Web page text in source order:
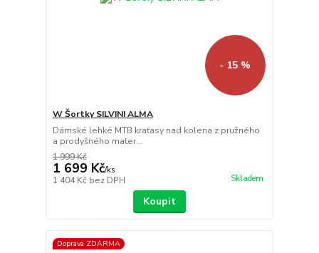
- 15 %
W Šortky SILVINI ALMA
Dámské lehké MTB kraťasy nad kolena z pružného
a prodyšného mater...
1 999 Kč
1 699 Kč/ks
1 404 Kč bez DPH Skladem
Koupit
Doprava ZDARMA